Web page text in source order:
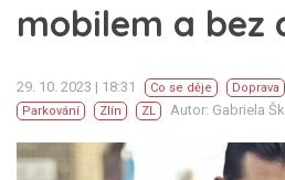
mobilem a bez
29. 10. 2023 | 18:31 Co se děje Doprava
Parkování
Zlín ZL Autor: Gabriela